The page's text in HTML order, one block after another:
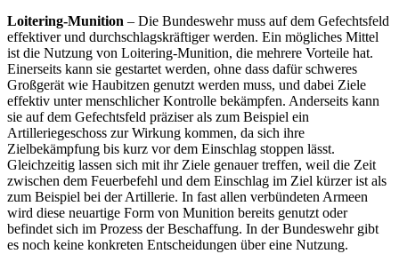
Loitering-Munition – Die Bundeswehr muss auf dem Gefechtsfeld
effektiver und durchschlagskräftiger werden. Ein mög­liches Mittel
ist die Nutzung von Loitering-Munition, die mehrere Vorteile hat.
Einer­seits kann sie gestartet werden, ohne dass dafür schweres
Großgerät wie Haubitzen genutzt werden muss, und dabei Ziele
effektiv unter menschlicher Kontrolle bekämpfen. Anderseits kann
sie auf dem Gefechtsfeld präziser als zum Beispiel ein
Artilleriegeschoss zur Wirkung kommen, da sich ihre
Zielbekämpfung bis kurz vor dem Einschlag stoppen lässt.
Gleichzeitig lassen sich mit ihr Ziele genauer treffen, weil die Zeit
zwischen dem Feuerbefehl und dem Einschlag im Ziel kürzer ist als
zum Beispiel bei der Artillerie. In fast allen ver­bündeten Armeen
wird diese neuartige Form von Munition bereits genutzt oder
befindet sich im Prozess der Beschaffung. In der Bundeswehr gibt
es noch keine kon­kreten Entscheidungen über eine Nutzung.